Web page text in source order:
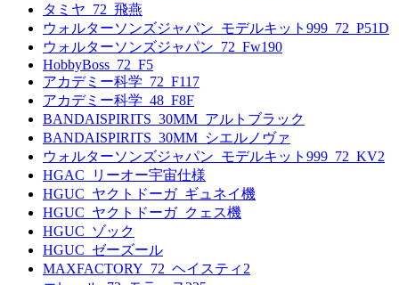
タミヤ_72_飛燕
ウォルターソンズジャパン_モデルキット999_72_P51D
ウォルターソンズジャパン_72_Fw190
HobbyBoss_72_F5
アカデミー科学_72_F117
アカデミー科学_48_F8F
BANDAISPIRITS_30MM_アルトブラック
BANDAISPIRITS_30MM_シエルノヴァ
ウォルターソンズジャパン_モデルキット999_72_KV2
HGAC_リーオー宇宙仕様
HGUC_ヤクトドーガ_ギュネイ機
HGUC_ヤクトドーガ_クェス機
HGUC_ゾック
HGUC_ゼーズール
MAXFACTORY_72_ヘイスティ2